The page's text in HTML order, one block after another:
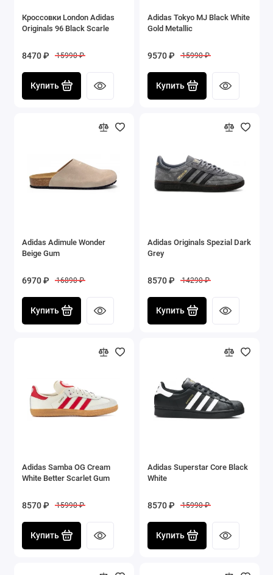
Кроссовки London Adidas
Originals 96 Black Scarle
8470 ₽ 15990 ₽
Купить
Adidas Tokyo MJ Black White
Gold Metallic
9570 ₽ 15990 ₽
Купить
Adidas Adimule Wonder
Beige Gum
6970 ₽ 16890 ₽
Купить
Adidas Originals Spezial Dark
Grey
8570 ₽ 14290 ₽
Купить
Adidas Samba OG Cream
White Better Scarlet Gum
8570 ₽ 15990 ₽
Купить
Adidas Superstar Core Black
White
8570 ₽ 15990 ₽
Купить